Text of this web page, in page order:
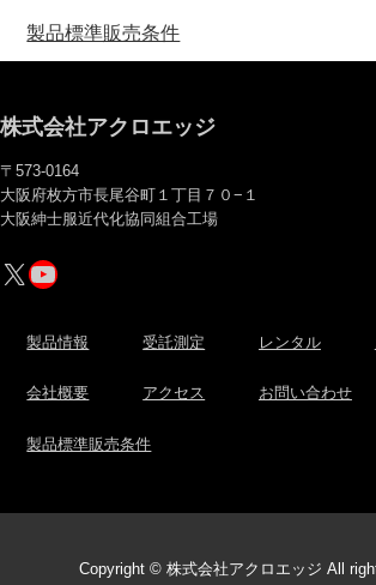
製品標準販売条件
株式会社アクロエッジ
〒573-0164
大阪府枚方市長尾谷町１丁目７０−１
大阪紳士服近代化協同組合工場
X YouTube
製品情報 受託測定 レンタル
会社概要 アクセス お問い合わせ
製品標準販売条件
Copyright © 株式会社アクロエッジ All